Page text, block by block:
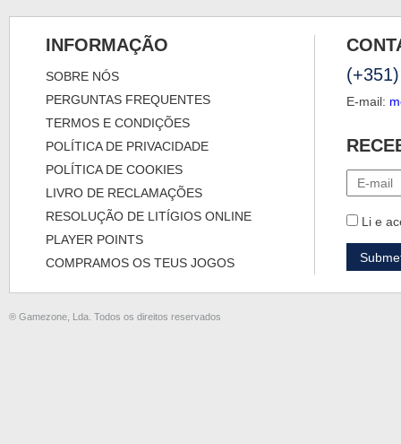
INFORMAÇÃO
SOBRE NÓS
PERGUNTAS FREQUENTES
TERMOS E CONDIÇÕES
POLÍTICA DE PRIVACIDADE
POLÍTICA DE COOKIES
LIVRO DE RECLAMAÇÕES
RESOLUÇÃO DE LITÍGIOS ONLINE
PLAYER POINTS
COMPRAMOS OS TEUS JOGOS
E-mail:
Li e
® Gamezone, Lda. Todos os direitos reservados